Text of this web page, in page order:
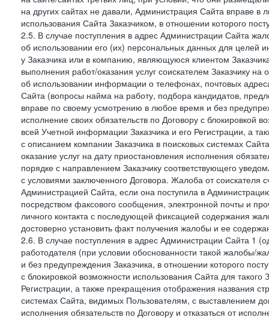
на других сайтах не давали, Администрация Сайта вправе в
использования Сайта Заказчиком, в отношении которого
2.5. В случае поступления в адрес Администрации Сайта
об использовании его (их) персональных данных для целей
у Заказчика или в компанию, являющуюся клиентом
выполнения работ/оказания услуг соискателем Заказчику
об использовании информации о телефонах, почтовых
Сайта (вопросы найма на работу, подбора кандидатов,
вправе по своему усмотрению в любое время и без
исполнение своих обязательств по Договору с блокировкой
всей Учетной информации Заказчика и его Регистрации, а
с описанием компании Заказчика в поисковых системах
оказание услуг на дату приостановления исполнения
порядке с направлением Заказчику соответствующего
с условиями заключенного Договора. Жалоба от
Администрацией Сайта, если она поступила в
посредством факсового сообщения, электронной почты и
личного контакта с последующей фиксацией содержания
достоверно установить факт получения жалобы и ее
2.6. В случае поступления в адрес Администрации Сайта 1
работодателя (при условии обоснованности такой
и без предупреждения Заказчика, в отношении которого
с блокировкой возможности использования Сайта для
Регистрации, а также прекращения отображения названия
системах Сайта, видимых Пользователям, с выставлением
исполнения обязательств по Договору и отказаться от